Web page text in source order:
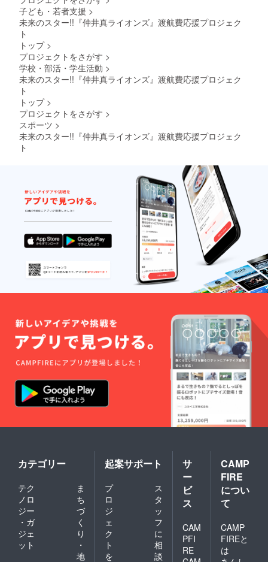
子ども・若者支援 >
未来のスター!!『仲井真ライオンズ』渡航費応援プロジェク
ト
トップ >
プロジェクトをさがす >
学校・部活・学生活動 >
未来のスター!!『仲井真ライオンズ』渡航費応援プロジェク
ト
トップ >
プロジェクトをさがす >
スポーツ >
未来のスター!!『仲井真ライオンズ』渡航費応援プロジェク
ト
カテゴリー
テク
ノロ
ジー
・ガ
ジェ
ット
ま
ち
づ
く
り
・
地
起案サポート
プ
ロ
ジ
ェ
ク
ト
を
ス
タ
ッ
フ
に
相
談
サ
ー
ビ
ス
CAM
PFI
RE
CAMP
FIRE
につい
て
CAMP
FIREと
は